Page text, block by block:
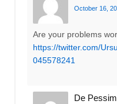
October 16,
Are your problems
https://twitter.com/
045578241
De